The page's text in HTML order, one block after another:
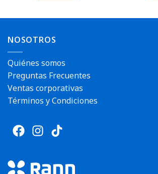
NOSOTROS
Quiénes somos
Preguntas Frecuentes
Ventas corporativas
Términos y Condiciones